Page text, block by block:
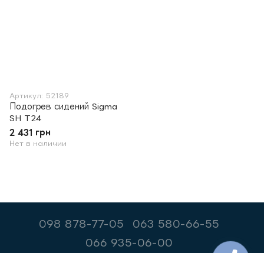
Артикул: 52189
Подогрев сидений Sigma
SH T24
2 431 грн
Нет в наличии
098 878-77-05
063 580-66-55
066 935-06-00